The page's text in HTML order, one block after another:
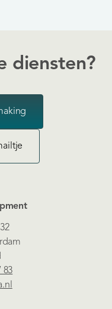
diensten?
83